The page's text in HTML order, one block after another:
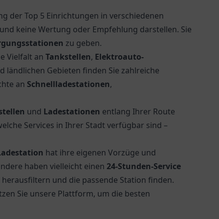
der Top 5 Einrichtungen in verschiedenen
keine Wertung oder Empfehlung darstellen. Sie
zu geben.
Vielfalt an Tankstellen, Elektroauto-
Gebieten finden Sie zahlreiche
an Schnellladestationen,
und Ladestationen entlang Ihrer Route
Services in Ihrer Stadt verfügbar sind –
hat ihre eigenen Vorzüge und
haben vielleicht einen 24-Stunden-Service
und die passende Station finden.
Sie unsere Plattform, um die besten